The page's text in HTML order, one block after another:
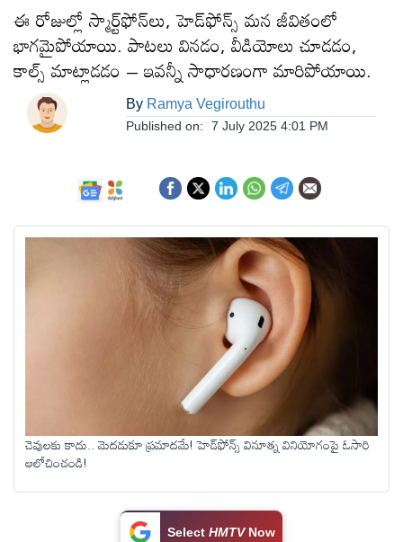
తెలంగాణ
ఆంధ్రప్రదేశ్
జాతీయం
అంతర్జాతీయం
లైఫ్
స్టైల్
ఈ రోజుల్లో స్మార్ట్‌ఫోన్‌లు, హెడ్‌ఫోన్స్ మన జీవితంలో
భాగమైపోయాయి. పాటలు వినడం, వీడియోలు చూడడం,
కాల్స్ మాట్లాడడం – ఇవన్నీ సాధారణంగా మారిపోయాయి.
By Ramya Vegirouthu
Published on: 7 July 2025 4:01 PM
చెవులకు కాదు.. మెదడుకూ ప్రమాదమే! హెడ్‌ఫోన్స్ వినూత్న వినియోగంపై ఓసారి
ఆలోచించండి!
Select HMTVNow